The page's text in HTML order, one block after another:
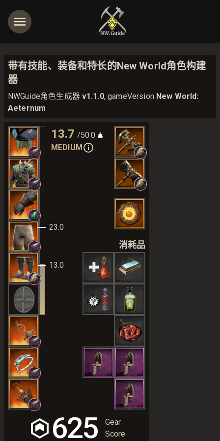
带有技能、装备和特长的New World角色构建
器
NWGuide角色生成器 v1.1.0, gameVersion New World:
Aeternum
13.0
23.0
13.7 /50.0
MEDIUM
消耗品
625
Gear
Score